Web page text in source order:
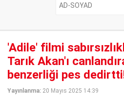
'Adile' filmi
Tarık Akan'ı
benzerliği pes
Yayınlanma: 20 Mayıs 2025 14:39